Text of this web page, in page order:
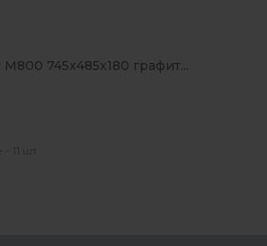
745x485x180 графит...
11 шт